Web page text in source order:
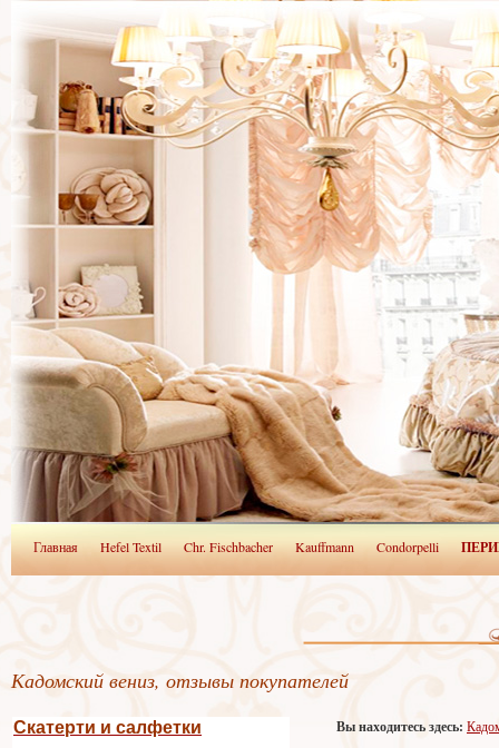
Главная Hefel Textil Chr. Fischbacher Kauffmann Condorpelli
Кадомский вениз, отзывы покупателей
Скатерти и салфетки Вы находитесь здесь: